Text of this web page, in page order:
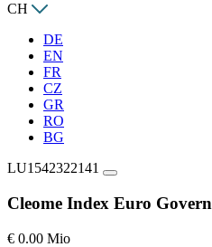
CH
DE
EN
FR
CZ
GR
RO
BG
LU1542322141
Cleome Index Euro
€ 0.00 Mio